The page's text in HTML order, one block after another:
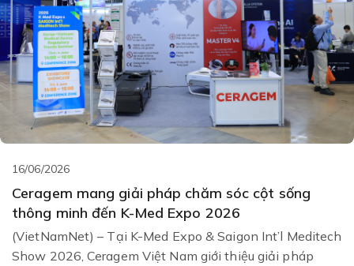
16/06/2026
Ceragem mang giải pháp chăm sóc cột sống
thông minh đến K-Med Expo 2026
(VietNamNet) – Tại K-Med Expo & Saigon Int’l Meditech
Show 2026, Ceragem Việt Nam giới thiệu giải pháp